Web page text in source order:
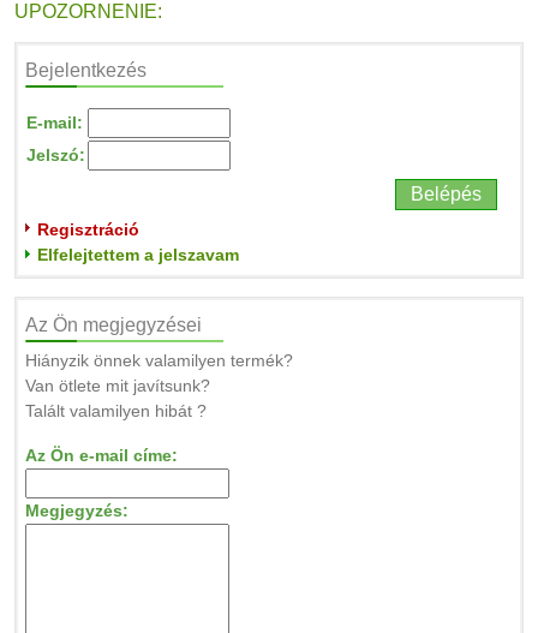
UPOZORNENIE:
Bejelentkezés
E-mail:
Jelszó:
Regisztráció
Elfelejtettem a jelszavam
Az Ön megjegyzései
Hiányzik önnek valamilyen termék?
Van ötlete mit javítsunk?
Talált valamilyen hibát ?
Az Ön e-mail címe:
Megjegyzés: